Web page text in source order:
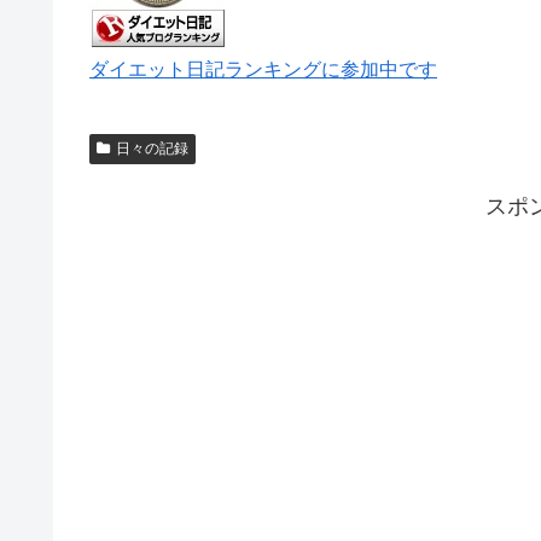
ダイエット日記ランキングに参加中です
日々の記録
スポ